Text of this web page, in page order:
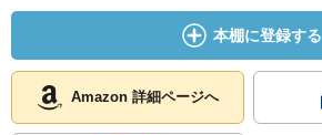
本棚に登録する
Amazon 詳細ページへ